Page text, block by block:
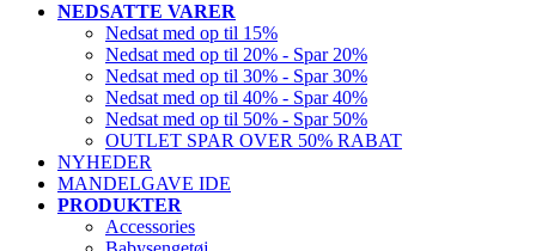
NEDSATTE VARER
Nedsat med op til 15%
Nedsat med op til 20% - Spar 20%
Nedsat med op til 30% - Spar 30%
Nedsat med op til 40% - Spar 40%
Nedsat med op til 50% - Spar 50%
OUTLET SPAR OVER 50% RABAT
NYHEDER
MANDELGAVE IDE
PRODUKTER
Accessories